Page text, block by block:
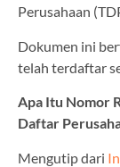
Perusahaan
Dokumen ini
telah terdaftar
Apa Itu Nomor
Daftar
Mengutip dari